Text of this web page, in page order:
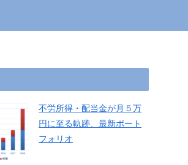
不労所得・配当金が月５万
円に至る軌跡、最新ポート
フォリオ